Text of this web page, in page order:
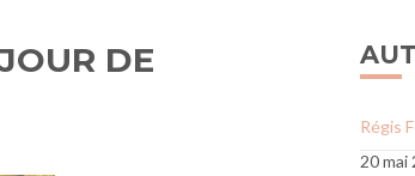
DE
Régis
20 mai